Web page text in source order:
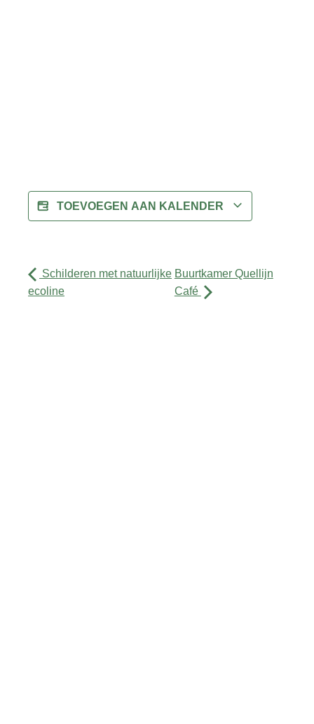
TOEVOEGEN AAN KALENDER
Schilderen met natuurlijke
ecoline
Buurtkamer Quellijn
Café